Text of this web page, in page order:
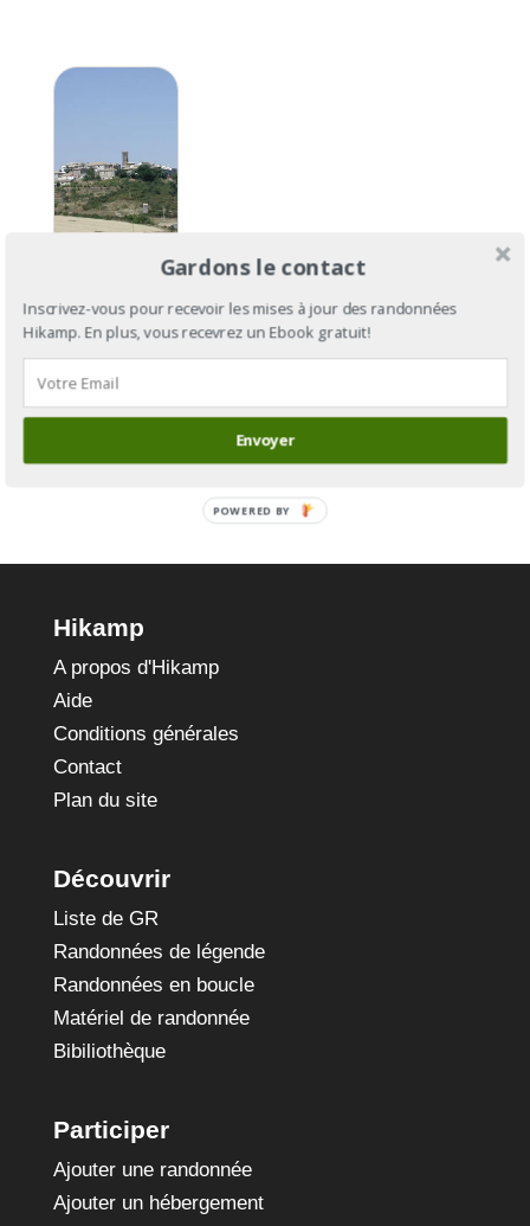
Aragonés
: du Col
du
Puente-la-
Reina
Hikamp
A propos d'Hikamp
Aide
Conditions générales
Contact
Plan du site
Découvrir
Liste de GR
Randonnées de légende
Randonnées en boucle
Matériel de randonnée
Bibiliothèque
Participer
Ajouter une randonnée
Ajouter un hébergement
Gardons le contact
Inscrivez-vous pour recevoir les mises à jour des randonnées
Hikamp. En plus, vous recevrez un Ebook gratuit!
Envoyer
POWERED BY